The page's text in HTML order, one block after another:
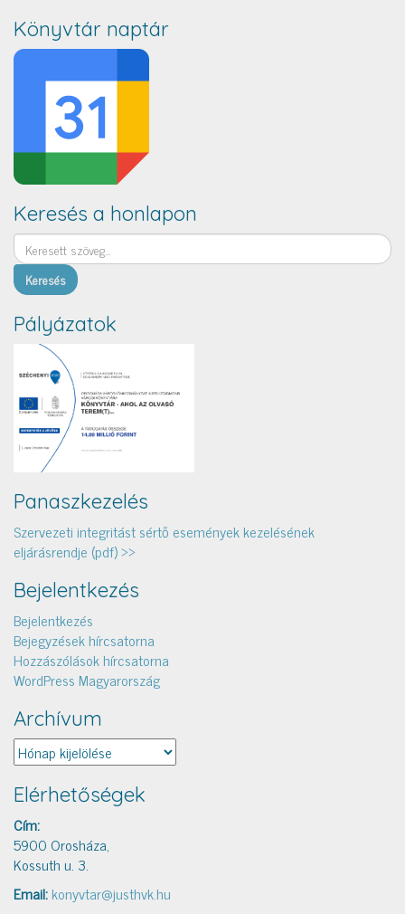
Könyvtár naptár
Keresés a honlapon
Keresés
Pályázatok
Panaszkezelés
Szervezeti integritást sértő események kezelésének
eljárásrendje (pdf) >>
Bejelentkezés
Bejelentkezés
Bejegyzések hírcsatorna
Hozzászólások hírcsatorna
WordPress Magyarország
Archívum
Archívum
Elérhetőségek
Cím:
5900 Orosháza,
Kossuth u. 3.
Email:konyvtar@justhvk.hu